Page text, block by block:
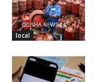
local